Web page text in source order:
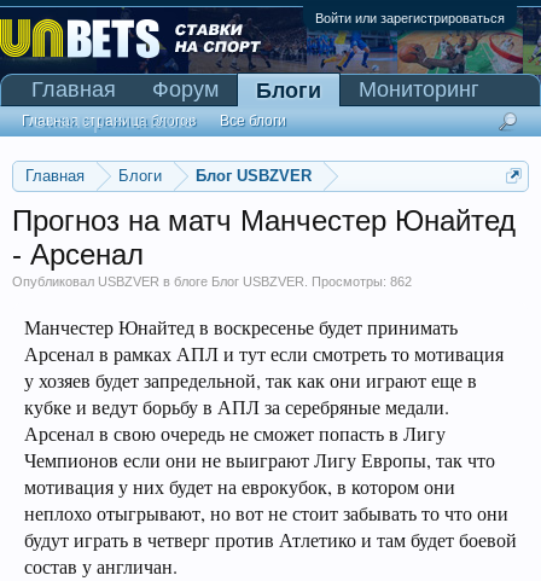
Войти или зарегистрироваться
Главная Блоги Блог USBZVER
Прогноз на матч Манчестер Юнайтед
- Арсенал
Опубликовал USBZVER в блоге Блог USBZVER . Просмотры: 862
Манчестер Юнайтед в воскресенье будет принимать
Арсенал в рамках АПЛ и тут если смотреть то мотивация
у хозяев будет запредельной, так как они играют еще в
кубке и ведут борьбу в АПЛ за серебряные медали.
Арсенал в свою очередь не сможет попасть в Лигу
Чемпионов если они не выиграют Лигу Европы, так что
мотивация у них будет на еврокубок, в котором они
неплохо отыгрывают, но вот не стоит забывать то что они
будут играть в четверг против Атлетико и там будет боевой
состав у англичан.
Главная Форум Блоги
Главная страница блогов Все блоги
Мониторинг
Сканер Pinnacle